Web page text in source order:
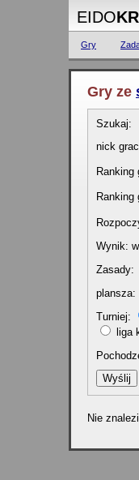
EIDO
Gry
Gry ze
Szukaj:
nick
Ranking
Ranking
Wynik:
Zasady:
plansza:
Turniej:
liga
Nie